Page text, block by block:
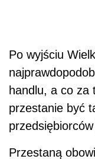
Po wyjściu
handlu, a co za
przestanie być
przedsiębiorcó
Przestaną